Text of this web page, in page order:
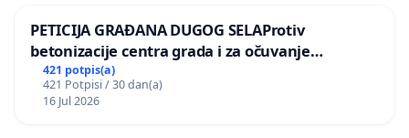
PETICIJA GRAĐANA DUGOG SELAProtiv
betonizacije centra grada i za očuvanje
postojećih zelenih površina i odraslih stabala pri
donošenju izmjena urbanističkog plana
421 potpis(a)
421 Potpisi / 30 dan(a)
16 Jul 2026